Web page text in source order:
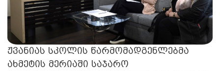
ჟვანიას სკოლის წარმომადგენლებმა
ახმეტის მერიაში საჯარო